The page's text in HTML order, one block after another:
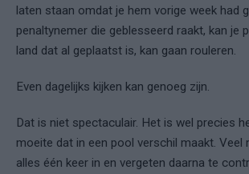
laten staan omdat je hem vorige week had
penaltynemer die geblesseerd raakt, kan je
land dat al geplaatst is, kan gaan rouleren.
Even dagelijks kijken kan genoeg zijn.
Dat is niet spectaculair. Het is wel precies
moeite dat in een pool verschil maakt. Veel
alles één keer in en vergeten daarna te